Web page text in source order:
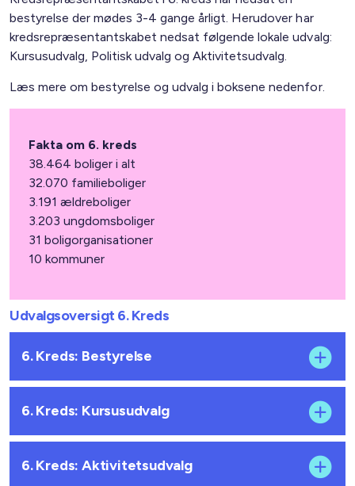
bestyrelse der mødes 3-4 gange årligt. Herudover har
kredsrepræsentantskabet nedsat følgende lokale udvalg:
Kursusudvalg, Politisk udvalg og Aktivitetsudvalg.
Læs mere om bestyrelse og udvalg i boksene nedenfor.
Fakta om 6. kreds
38.464 boliger i alt
32.070 familieboliger
3.191 ældreboliger
3.203 ungdomsboliger
31 boligorganisationer
10 kommuner
Udvalgsoversigt 6. Kreds
6. Kreds: Bestyrelse
6. Kreds: Kursusudvalg
6. Kreds: Aktivitetsudvalg